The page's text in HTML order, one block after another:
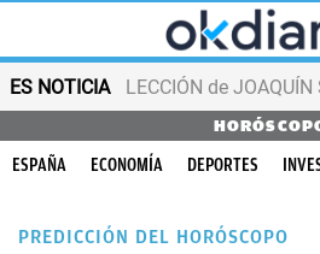
ES NOTICIA LECCIÓN de JOAQUÍN
ESPAÑA ECONOMÍA DEPORTES
PREDICCIÓN DEL HORÓSCOPO